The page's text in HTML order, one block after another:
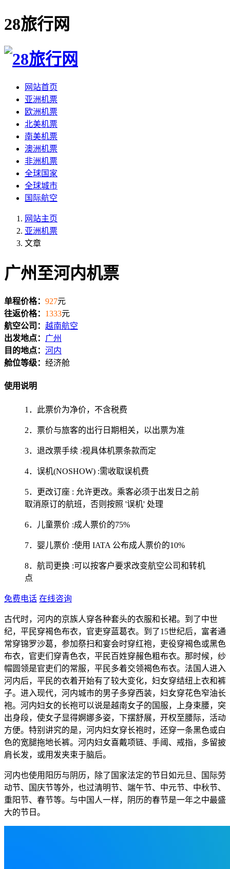
28旅行网
网站首页
亚洲机票
欧洲机票
北美机票
南美机票
澳洲机票
非洲机票
全球国家
全球城市
国际航空
网站主页
亚洲机票
文章
广州至河内机票
单程价格： 927元
往返价格： 1333元
航空公司： 越南航空
出发地点： 广州
目的地点： 河内
舱位等级： 经济舱
使用说明
1．此票价为净价，不含税费
2．票价与旅客的出行日期相关，以出票为准
3．退改票手续 :视具体机票条款而定
4．误机(NOSHOW) :需收取误机费
5．更改订座 : 允许更改。乘客必须于出发日之前
取消原订的航班，否则按照 '误机' 处理
6．儿童票价 :成人票价的75%
7．婴儿票价 :使用 IATA 公布成人票价的10%
8．航司更换 :可以按客户要求改变航空公司和转机
点
免费电话 在线咨询
古代时，河内的京族人穿各种套头的衣服和长裙。到了中世
纪，平民穿褐色布衣，官吏穿蓝葛衣。到了15世纪后，富者通
常穿锦罗沙葛，参加祭扫和宴会时穿红袍，吏役穿褐色或黑色
布衣，官吏们穿青色衣，平民百姓穿赧色粗布衣。那时候，纱
帽圆领是官吏们的常服，平民多着交领褐色布衣。法国人进入
河内后，平民的衣着开始有了较大变化，妇女穿结纽上衣和裤
子。进入现代，河内城市的男子多穿西装，妇女穿花色窄油长
袍。河内妇女的长袍可以说是越南女子的国服，上身束腰，突
出身段，使女子显得婀娜多姿，下摆舒展，开权至腰际，活动
方便。特别讲究的是，河内妇女穿长袍时，还穿一条黑色或白
色的宽腿拖地长裤。河内妇女喜戴项链、手阈、戒指，多留披
肩长发，或用发夹束于脑后。
河内也使用阳历与阴历，除了国家法定的节日如元旦、国际劳
动节、国庆节等外，也过清明节、端午节、中元节、中秋节、
重阳节、春节等。与中国人一样，阴历的春节是一年之中最盛
大的节日。